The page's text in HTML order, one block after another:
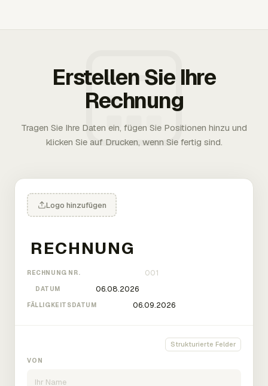
Erstellen Sie Ihre
Rechnung
Tragen Sie Ihre Daten ein, fügen Sie Positionen hinzu und
klicken Sie auf Drucken, wenn Sie fertig sind.
Logo hinzufügen
RECHNUNG NR.
DATUM
FÄLLIGKEITSDATUM
Strukturierte Felder
VON